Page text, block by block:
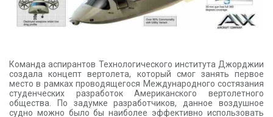
Команда аспирантов Технологического института Джорджии
создала концепт вертолета, который смог занять первое
место в рамках проводящегося Международного состязания
студенческих разработок Американского вертолетного
общества. По задумке разработчиков, данное воздушное
судно можно было бы наиболее эффективно использовать